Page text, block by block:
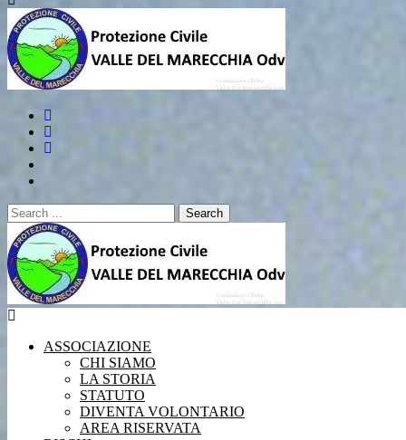
Search
for:
ASSOCIAZIONE
CHI SIAMO
LA STORIA
STATUTO
DIVENTA VOLONTARIO
AREA RISERVATA